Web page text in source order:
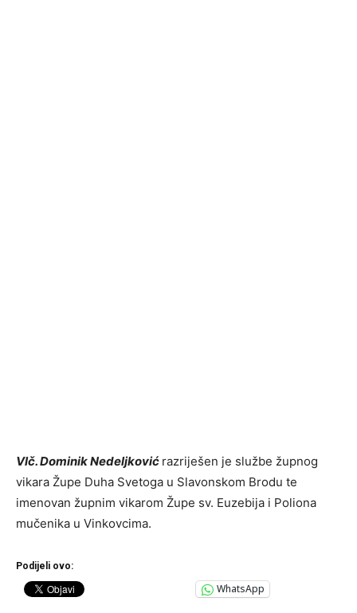
Vlč. Dominik Nedeljković razriješen je službe župnog
vikara Župe Duha Svetoga u Slavonskom Brodu te
imenovan župnim vikarom Župe sv. Euzebija i Poliona
mučenika u Vinkovcima.
Podijeli ovo:
WhatsApp